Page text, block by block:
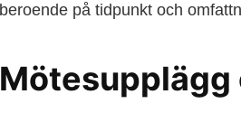
beroende på tidpunkt och